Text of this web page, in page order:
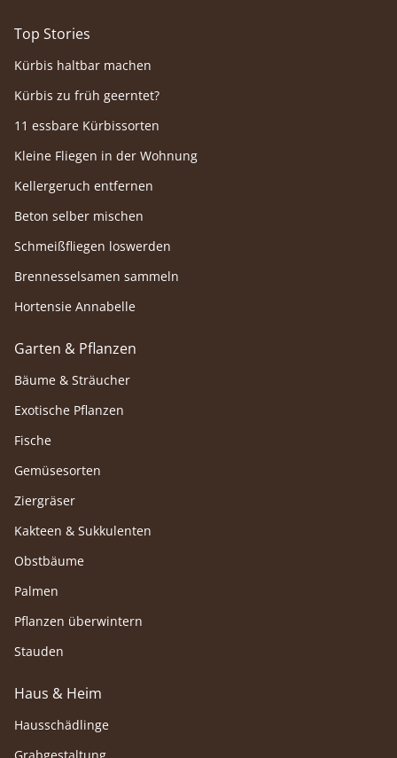
Top Stories
Kürbis haltbar machen
Kürbis zu früh geerntet?
11 essbare Kürbissorten
Kleine Fliegen in der Wohnung
Kellergeruch entfernen
Beton selber mischen
Schmeißfliegen loswerden
Brennesselsamen sammeln
Hortensie Annabelle
Garten & Pflanzen
Bäume & Sträucher
Exotische Pflanzen
Fische
Gemüsesorten
Ziergräser
Kakteen & Sukkulenten
Obstbäume
Palmen
Pflanzen überwintern
Stauden
Haus & Heim
Hausschädlinge